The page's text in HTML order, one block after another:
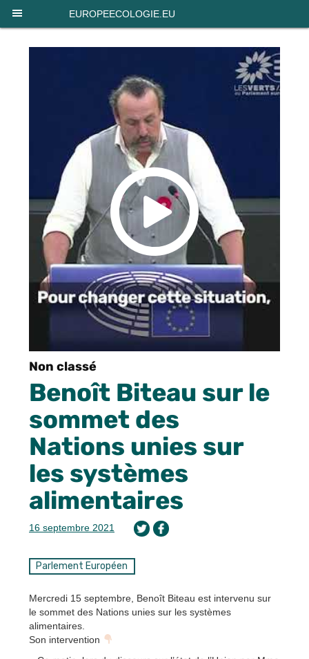
EUROPEECOLOGIE.EU
Non classé
Benoît Biteau sur le
sommet des
Nations unies sur
les systèmes
alimentaires
16 septembre 2021
Parlement Européen
Mercredi 15 septembre, Benoît Biteau est intervenu sur
le sommet des Nations unies sur les systèmes
alimentaires.
Son intervention